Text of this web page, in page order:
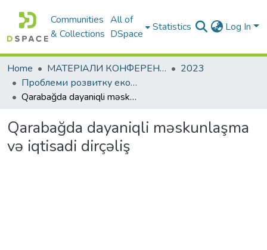
Communities
& Collections
All of
DSpace
Statistics Log In
Home МАТЕРІАЛИ КОНФЕРЕНЦІЙ
2023
Проблеми розвитку економіки підприємства: погляд молоді
Qarabağda dayaniqli məskunlaşma və iqtisadi dirçəliş
Qarabağda dayaniqli məskunlaşma
və iqtisadi dirçəliş